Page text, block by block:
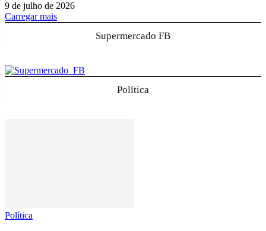
9 de julho de 2026
Carregar mais
Supermercado FB
Política
Política